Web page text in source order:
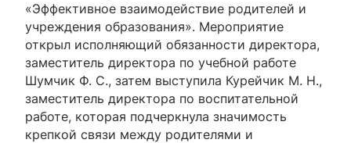
«Эффективное взаимодействие родителей и
учреждения образования». Мероприятие
открыл исполняющий обязанности директора,
заместитель директора по учебной работе
Шумчик Ф. С., затем выступила Курейчик М. Н.,
заместитель директора по воспитательной
работе, которая подчеркнула значимость
крепкой связи между родителями и